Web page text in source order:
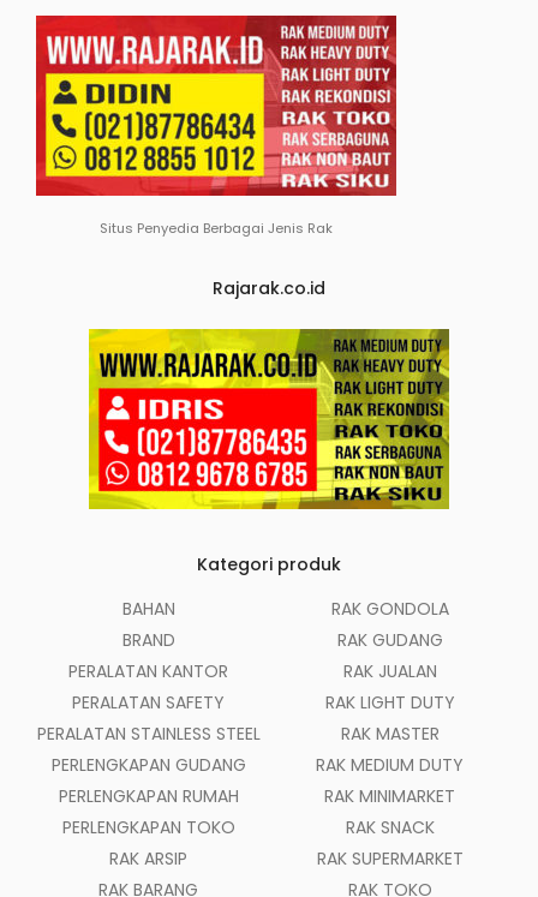
Situs Penyedia Berbagai Jenis Rak
Rajarak.co.id
Kategori produk
BAHAN
BRAND
PERALATAN KANTOR
PERALATAN SAFETY
PERALATAN STAINLESS STEEL
PERLENGKAPAN GUDANG
PERLENGKAPAN RUMAH
PERLENGKAPAN TOKO
RAK ARSIP
RAK BARANG
RAK GONDOLA
RAK GUDANG
RAK JUALAN
RAK LIGHT DUTY
RAK MASTER
RAK MEDIUM DUTY
RAK MINIMARKET
RAK SNACK
RAK SUPERMARKET
RAK TOKO